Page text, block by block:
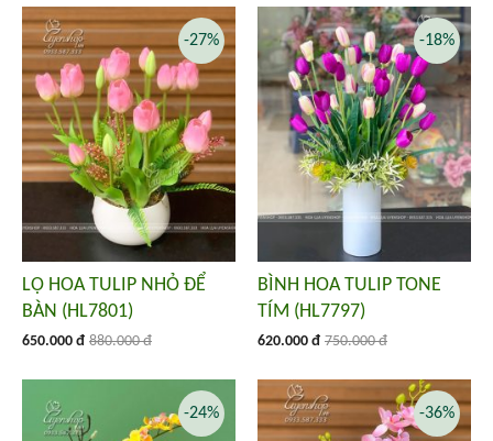
LỌ HOA TULIP NHỎ ĐỂ
BÀN (HL7801)
650.000 đ 880.000 đ
-27%
BÌNH HOA TULIP TONE
TÍM (HL7797)
620.000 đ 750.000 đ
-18%
-24% -36%